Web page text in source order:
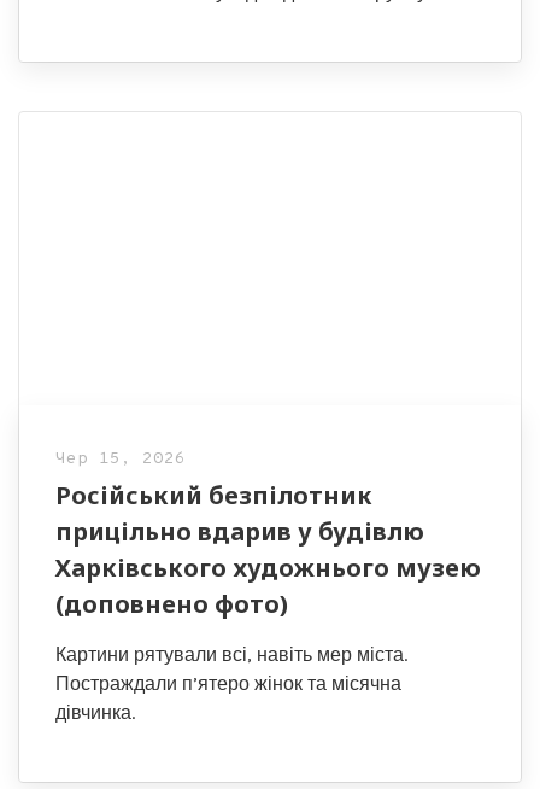
Чер 15, 2026
Російський безпілотник
прицільно вдарив у будівлю
Харківського художнього музею
(доповнено фото)
Картини рятували всі, навіть мер міста.
Постраждали п’ятеро жінок та місячна
дівчинка.